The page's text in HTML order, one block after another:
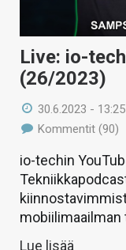
HAKU
Live: io-
(26/2023)
30.6.2023 - 13:25
Kommentit (90)
io-techin
mobiilimaailman
Lue lisää